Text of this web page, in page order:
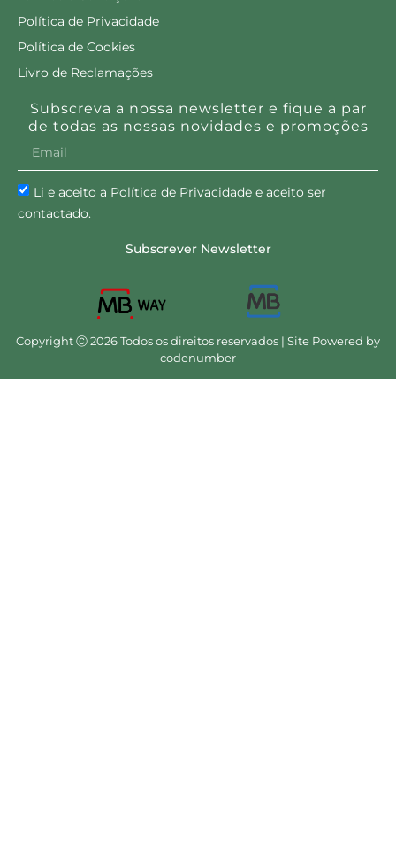
Política de Privacidade
Política de Cookies
Livro de Reclamações
Subscreva a nossa newsletter e fique a par
de todas as nossas novidades e promoções
Li e aceito a Política de Privacidade e aceito ser
contactado.
Subscrever Newsletter
Copyright Ⓒ 2026 Todos os direitos reservados | Site Powered by
codenumber